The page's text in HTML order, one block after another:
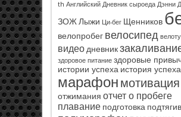
th Английский Дневник сыроеда Дэнни
ЗОЖ Лыжи Ци-бег Щенников
велопробег велосипед
видео дневник
здоровое питание здоровые
истории успеха история успеха
марафон мотивация
отжимания отчет о пробеге
плавание подготовка